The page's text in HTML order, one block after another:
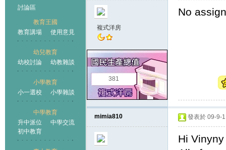
討論區
教育王國
教育講場
使用意見
幼兒教育
幼校討論
幼教雜談
小學教育
小一選校
小學雜談
中學教育
升中派位
中學交流
初中教育
王國
複式洋房
381
No
mimia810 發表於 09-9-
Hi